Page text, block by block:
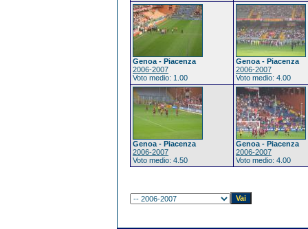
Genoa - Piacenza
2006-2007
Voto medio: 1.00
Genoa - Piacenza
2006-2007
Voto medio: 4.00
Genoa - Piacenza
2006-2007
Voto medio: 4.50
Genoa - Piacenza
2006-2007
Voto medio: 4.00